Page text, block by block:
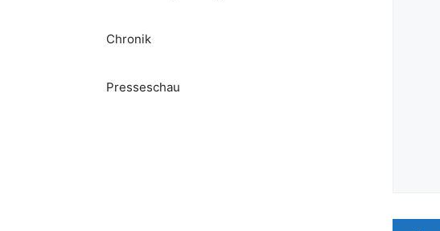
Chronik
Presseschau